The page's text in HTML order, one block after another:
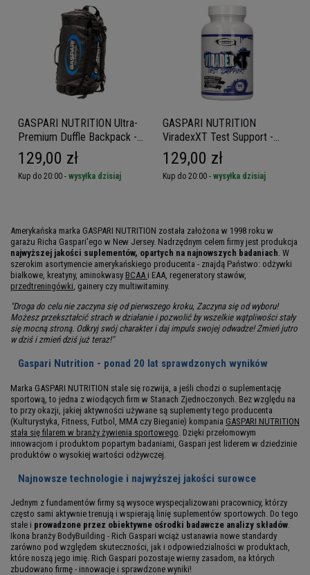
GASPARI NUTRITION Ultra-
Premium Duffle Backpack -
Plecak sportowy
129,00 zł
Kup do 20:00 - wysyłka dzisiaj
GASPARI NUTRITION
ViradexXT Test Support -
90caps.
129,00 zł
Kup do 20:00 - wysyłka dzisiaj
Amerykańska marka GASPARI NUTRITION została założona w 1998 roku w
garażu Richa Gaspari'ego w New Jersey. Nadrzędnym celem firmy jest produkcja
najwyższej jakości suplementów, opartych na najnowszych badaniach. W
szerokim asortymencie amerykańskiego producenta - znajdą Państwo: odżywki
białkowe, kreatyny, aminokwasy BCAA i EAA, regeneratory stawów,
przedtreningówki, gainery czy multiwitaminy.
"Droga do celu nie zaczyna się od pierwszego kroku, Zaczyna się od wyboru!
Możesz przekształcić strach w działanie i pozwolić by wszelkie wątpliwości stały
się mocną stroną. Odkryj swój charakter i daj impuls swojej odwadze! Zmień jutro
w dziś i zmień dziś już teraz!"
Gaspari Nutrition - ponad 20 lat sprawdzonych wyników
Marka GASPARI NUTRITION stale się rozwija, a jeśli chodzi o suplementację
sportową, to jedna z wiodących firm w Stanach Zjednoczonych. Bez względu na
to przy okazji, jakiej aktywności używane są suplementy tego producenta
(Kulturystyka, Fitness, Futbol, MMA czy Bieganie) kompania GASPARI NUTRITION
stała się filarem w branży żywienia sportowego . Dzięki przełomowym
innowacjom i produktom popartym badaniami, Gaspari jest liderem w dziedzinie
produktów o wysokiej wartości odżywczej.
Najnowsze technologie i najwyższej jakości surowce
Jednym z fundamentów firmy są wysoce wyspecjalizowani pracownicy, którzy
często sami aktywnie trenują i wspierają linię suplementów sportowych. Do tego
stałe i prowadzone przez obiektywne ośrodki badawcze analizy składów
Ikona branży BodyBuilding - Rich Gaspari wciąż ustanawia nowe standardy
zarówno pod względem skuteczności, jak i odpowiedzialności w produktach,
które noszą jego imię. Rich Gaspari pozostaje wierny zasadom, na których
zbudowano firmę - innowacje i sprawdzone wyniki!